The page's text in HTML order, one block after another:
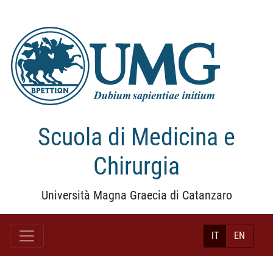
Scuola di Medicina e
Chirurgia
Università Magna Graecia di Catanzaro
IT EN